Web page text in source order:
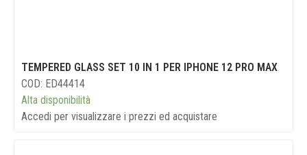
TEMPERED GLASS SET 10 IN 1 PER IPHONE 12 PRO MAX
COD: ED44414
Alta disponibilità
Accedi per visualizzare i prezzi ed acquistare